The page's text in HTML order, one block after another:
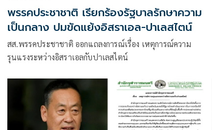
พรรคประชาชาติ เรียกร้องรัฐบาลรักษาความ
เป็นกลาง ปมขัดแย้งอิสราเอล-ปาเลสไตน์
สส.พรรคประชาชาติ ออกแถลงการณ์เรื่อง เหตุการณ์ความ
รุนแรงระหว่างอิสราเอลกับปาเลสไตน์